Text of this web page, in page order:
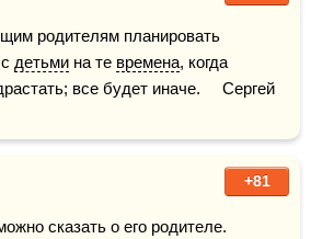
с детьми на те времена, когда
все будет иначе.     Сергей
+81
сказать о его родителе.